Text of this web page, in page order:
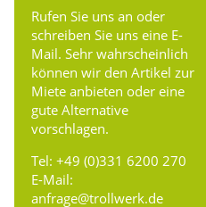
Rufen Sie uns an oder
schreiben Sie uns eine E-
Mail. Sehr wahrscheinlich
können wir den Artikel zur
Miete anbieten oder eine
gute Alternative
vorschlagen.
Tel:+49 (0)331 6200 270
E-Mail:
anfrage@trollwerk.de